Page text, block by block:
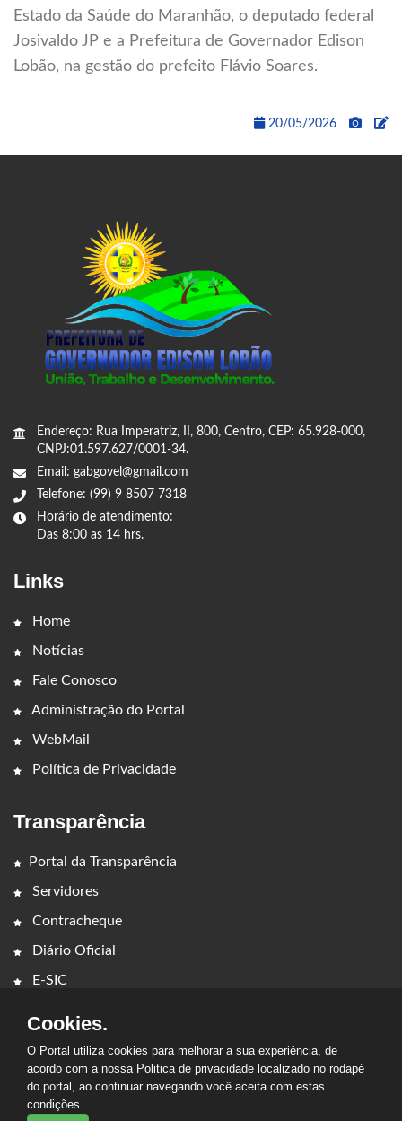
Estado da Saúde do Maranhão, o deputado federal
Josivaldo JP e a Prefeitura de Governador Edison
Lobão, na gestão do prefeito Flávio Soares.
20/05/2026
Endereço: Rua Imperatriz, II, 800, Centro, CEP: 65.928-000,
CNPJ:01.597.627/0001-34.
Email: gabgovel@gmail.com
Telefone: (99) 9 8507 7318
Horário de atendimento:
Das 8:00 as 14 hrs.
Links
Home
Notícias
Fale Conosco
Administração do Portal
WebMail
Política de Privacidade
Transparência
Portal da Transparência
Servidores
Contracheque
Diário Oficial
E-SIC
Cookies.
O Portal utiliza cookies para melhorar a sua experiência, de
acordo com a nossa Politica de privacidade localizado no rodapé
do portal, ao continuar navegando você aceita com estas
condições.
2026 - PREFEITURA MUNICIPAL DE GOVERNADOR EDISON